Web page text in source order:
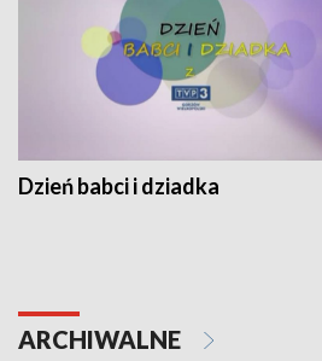
Dzień babci i dziadka
ARCHIWALNE